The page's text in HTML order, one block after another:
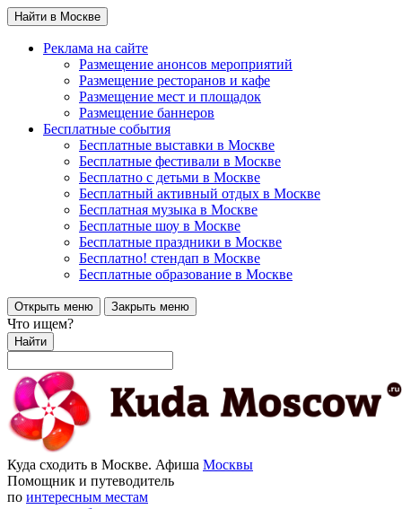
Найти в Москве
Реклама на сайте
Размещение анонсов мероприятий
Размещение ресторанов и кафе
Размещение мест и площадок
Размещение баннеров
Бесплатные события
Бесплатные выставки в Москве
Бесплатные фестивали в Москве
Бесплатно с детьми в Москве
Бесплатный активный отдых в Москве
Бесплатная музыка в Москве
Бесплатные шоу в Москве
Бесплатные праздники в Москве
Бесплатно! стендап в Москве
Бесплатные образование в Москве
Открыть меню Закрыть меню
Что ищем?
Найти
Куда сходить в Москве. Афиша Москвы
Помощник и путеводитель
по интересным местам